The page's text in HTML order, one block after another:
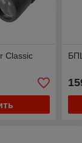
Classic